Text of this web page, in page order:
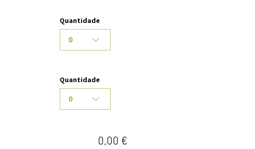
Quantidade
0
Quantidade
0
0,00 €